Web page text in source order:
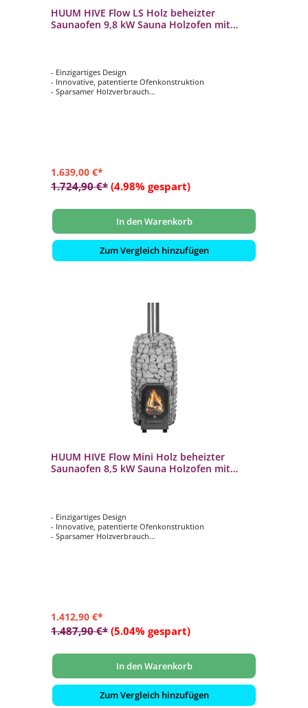
HUUM HIVE Flow LS Holz beheizter
Saunaofen 9,8 kW Sauna Holzofen mit
- Einzigartiges Design
- Innovative, patentierte Ofenkonstruktion
- Sparsamer Holzverbrauch
1.639,00 €*
1.724,90 €* (4.98% gespart)
In den Warenkorb
Zum Vergleich hinzufügen
HUUM HIVE Flow Mini Holz beheizter
Saunaofen 8,5 kW Sauna Holzofen mit
- Einzigartiges Design
- Innovative, patentierte Ofenkonstruktion
- Sparsamer Holzverbrauch
1.412,90 €*
1.487,90 €* (5.04% gespart)
In den Warenkorb
Zum Vergleich hinzufügen